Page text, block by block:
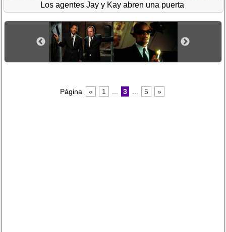
Los agentes Jay y Kay abren una puerta
Página « 1 3 5 »